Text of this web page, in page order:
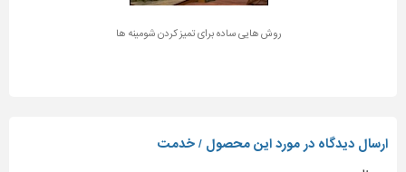
روش هایی ساده برای تمیز کردن شومینه ها
ارسال دیدگاه در مورد این محصول / خدمت